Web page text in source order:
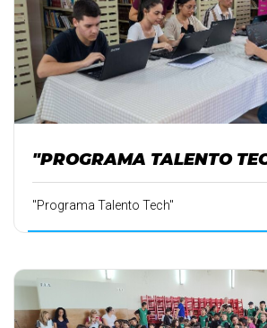
"PROGRAMA TALENTO
"Programa Talento Tech"